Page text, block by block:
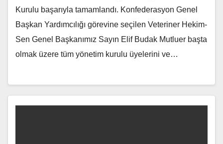
Kurulu başarıyla tamamlandı. Konfederasyon Genel
Başkan Yardımcılığı görevine seçilen Veteriner Hekim-
Sen Genel Başkanımız Sayın Elif Budak Mutluer başta
olmak üzere tüm yönetim kurulu üyelerini ve…